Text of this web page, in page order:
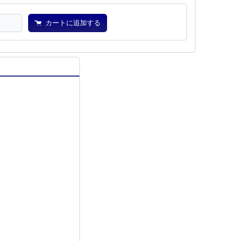
カートに追加する